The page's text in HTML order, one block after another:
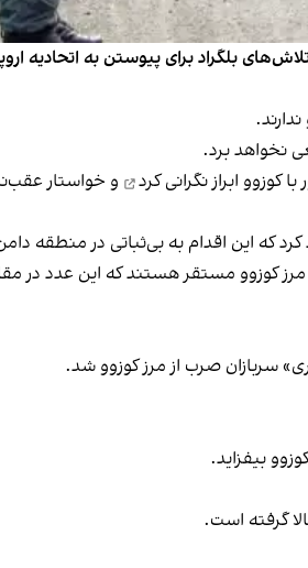
بلگراد برای پیوستن به اتحادیه
نخواهد برد.
کوزوو ابراز نگرانی کرد
و خواستار
که این اقدام به بی‌ثباتی در منطقه
واشینگتن را «نامتناسب» خواند و گفت هم‌اکنون تنها ۷ هزار و ۵۰۰ سرباز صرب در مرز کوزوو مستقر
سربازان صرب از مرز کوزوو شد.
بیفزاید.